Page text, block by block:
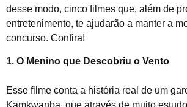
desse modo, cinco filmes que, além de
entretenimento, te ajudarão a manter a
concurso. Confira!
1. O Menino que Descobriu o Vento
Esse filme conta a história real de um